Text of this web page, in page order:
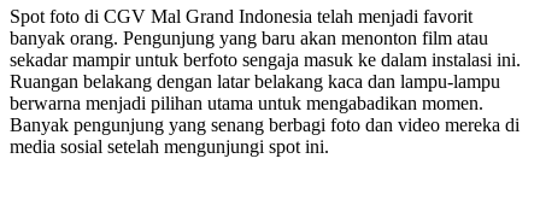
Spot foto di CGV Mal Grand Indonesia telah menjadi favorit
banyak orang. Pengunjung yang baru akan menonton film atau
sekadar mampir untuk berfoto sengaja masuk ke dalam instalasi ini.
Ruangan belakang dengan latar belakang kaca dan lampu-lampu
berwarna menjadi pilihan utama untuk mengabadikan momen.
Banyak pengunjung yang senang berbagi foto dan video mereka di
media sosial setelah mengunjungi spot ini.